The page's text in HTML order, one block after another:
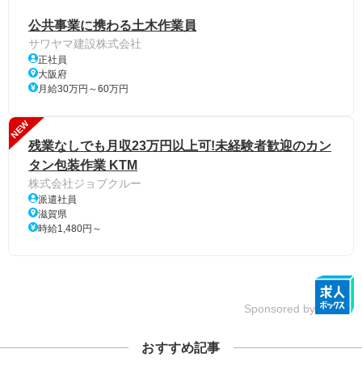
公共事業に携わる土木作業員
サワヤマ建設株式会社
正社員
大阪府
月給30万円～60万円
NEW
残業なしでも月収23万円以上可!未経験者歓迎のカン
タン包装作業 KTM
株式会社ジョブクルー
派遣社員
滋賀県
時給1,480円～
Sponsored by
おすすめ記事